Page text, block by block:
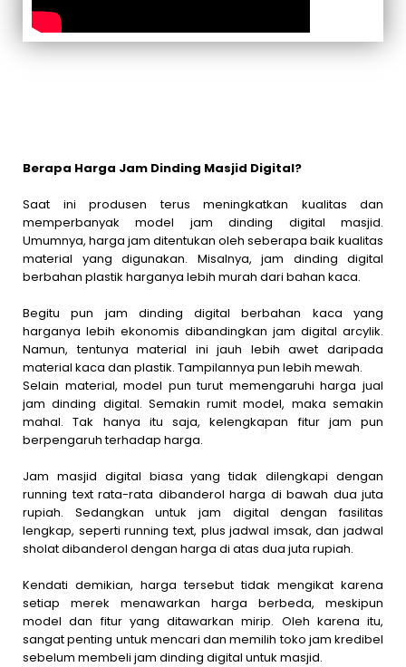
Berapa Harga Jam Dinding Masjid Digital?
Saat ini produsen terus meningkatkan kualitas dan
memperbanyak model jam dinding digital masjid.
Umumnya, harga jam ditentukan oleh seberapa baik kualitas
material yang digunakan. Misalnya, jam dinding digital
berbahan plastik harganya lebih murah dari bahan kaca.
Begitu pun jam dinding digital berbahan kaca yang
harganya lebih ekonomis dibandingkan jam digital arcylik.
Namun, tentunya material ini jauh lebih awet daripada
material kaca dan plastik. Tampilannya pun lebih mewah.
Selain material, model pun turut memengaruhi harga jual
jam dinding digital. Semakin rumit model, maka semakin
mahal. Tak hanya itu saja, kelengkapan fitur jam pun
berpengaruh terhadap harga.
Jam masjid digital biasa yang tidak dilengkapi dengan
running text rata-rata dibanderol harga di bawah dua juta
rupiah. Sedangkan untuk jam digital dengan fasilitas
lengkap, seperti running text, plus jadwal imsak, dan jadwal
sholat dibanderol dengan harga di atas dua juta rupiah.
Kendati demikian, harga tersebut tidak mengikat karena
setiap merek menawarkan harga berbeda, meskipun
model dan fitur yang ditawarkan mirip. Oleh karena itu,
sangat penting untuk mencari dan memilih toko jam kredibel
sebelum membeli jam dinding digital untuk masjid.